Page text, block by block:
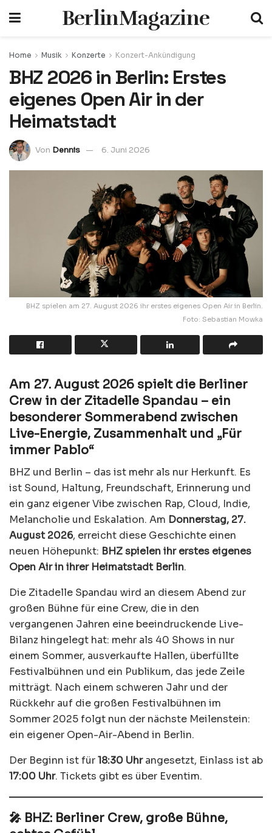
BerlinMagazine
Home Musik Konzerte Konzert-Ankündigung
BHZ 2026 in Berlin: Erstes
eigenes Open Air in der
Heimatstadt
Von Dennis 6. Juni 2026
BHZ spielen am 27. August 2026 ihr erstes eigenes Open Air in Berlin.
Foto: Sebastian Mowka
Am 27. August 2026 spielt die Berliner
Crew in der Zitadelle Spandau – ein
besonderer Sommerabend zwischen
Live-Energie, Zusammenhalt und „Für
immer Pablo“
BHZ und Berlin – das ist mehr als nur Herkunft. Es
ist Sound, Haltung, Freundschaft, Erinnerung und
ein ganz eigener Vibe zwischen Rap, Cloud, Indie,
Melancholie und Eskalation. Am Donnerstag, 27.
August 2026, erreicht diese Geschichte einen
neuen Höhepunkt: BHZ spielen ihr erstes eigenes
Open Air in ihrer Heimatstadt Berlin.
Die Zitadelle Spandau wird an diesem Abend zur
großen Bühne für eine Crew, die in den
vergangenen Jahren eine beeindruckende Live-
Bilanz hingelegt hat: mehr als 40 Shows in nur
einem Sommer, ausverkaufte Hallen, überfüllte
Festivalbühnen und ein Publikum, das jede Zeile
mitträgt. Nach einem schweren Jahr und der
Rückkehr auf die großen Festivalbühnen im
Sommer 2025 folgt nun der nächste Meilenstein:
ein eigener Open-Air-Abend in Berlin.
Der Beginn ist für18:30 Uhrangesetzt, Einlass ist ab
17:00 Uhr. Tickets gibt es über Eventim.
🎤 BHZ: Berliner Crew, große Bühne,